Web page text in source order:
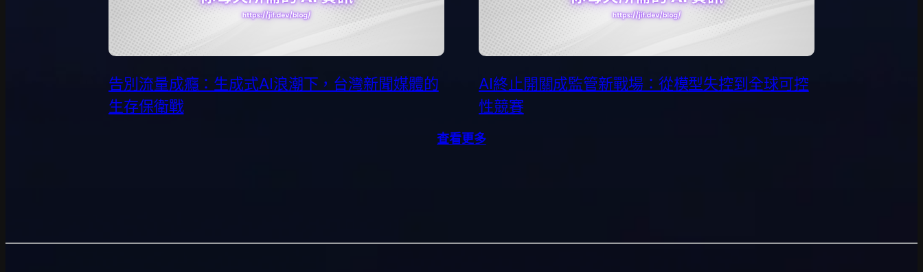
告別流量成癮：生成式AI浪潮下，台灣新聞媒體的
生存保衛戰
AI終止開關成監管新戰場：從模型失控到全球可控
性競賽
查看更多